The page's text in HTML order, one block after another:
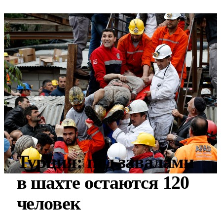
Турция: под завалами
в шахте остаются 120
человек